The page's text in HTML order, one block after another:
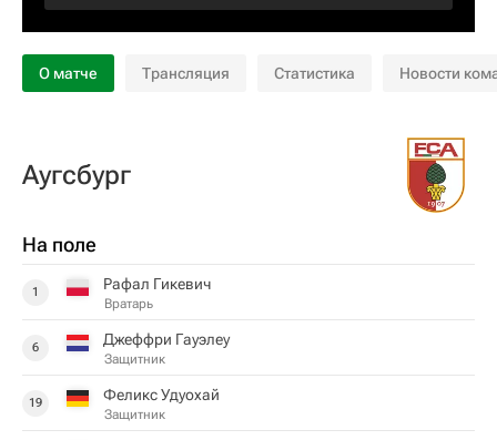
О матче Трансляция Статистика Новости
Аугсбург
На поле
1 Рафал Гикевич
Вратарь
6 Джеффри Гауэлеу
Защитник
19 Феликс Удуохай
Защитник